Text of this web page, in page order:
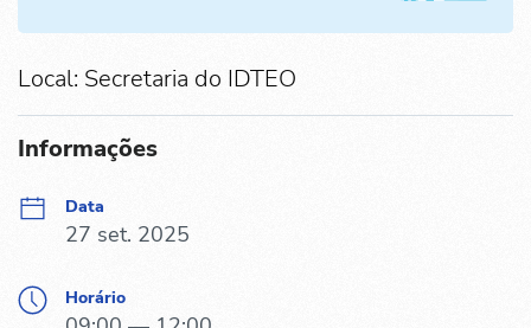
Local: Secretaria do IDTEO
Informações
Data
27 set. 2025
Horário